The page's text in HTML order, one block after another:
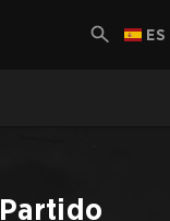
ES
Partido